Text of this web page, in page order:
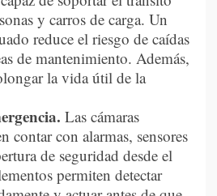
y carros de carga. Un
reduce el riesgo de caídas
de mantenimiento. Además,
la vida útil de la
Las cámaras
contar con alarmas, sensores
de seguridad desde el
permiten detectar